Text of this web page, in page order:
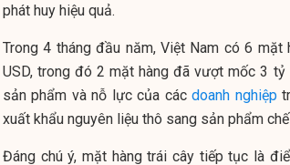
phát huy hiệu quả.
Trong 4 tháng đầu năm, Việt Nam có 6
USD, trong đó 2 mặt hàng đã vượt mốc 3
sản phẩm và nỗ lực của cácdoanh nghiệp
xuất khẩu nguyên liệu thô sang sản phẩm
Đáng chú ý, mặt hàng trái cây tiếp tục là